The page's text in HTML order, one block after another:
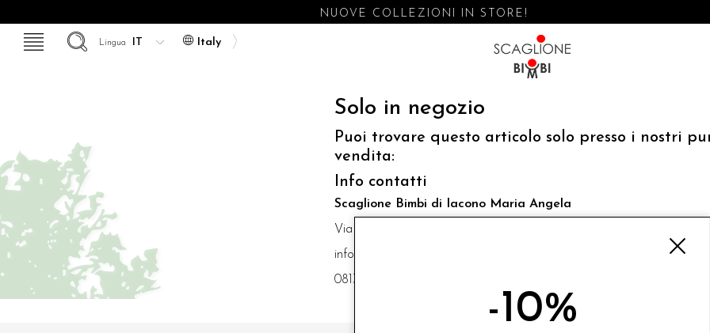
NUOVE COLLEZIONI IN STORE!
Italy
Lingua
Solo in negozio
Puoi trovare questo articolo solo presso i nostri
vendita:
Info contatti
Scaglione Bimbi di Iacono Maria Angela
Via Luigi Mazzella,73 80077 Ischia
info@scaglionebimbi.com
0813331162
-10%